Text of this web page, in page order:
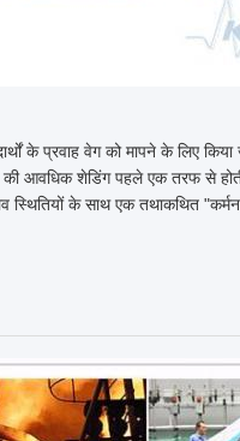
के प्रवाह वेग को मापने के लिए किया
की आवधिक शेडिंग पहले एक तरफ से
स्थितियों के साथ एक तथाकथित